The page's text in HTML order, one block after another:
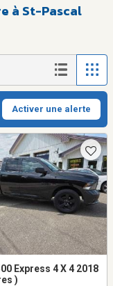
à St-Pascal
Activer une alerte
Express 4 X 4 2018
)